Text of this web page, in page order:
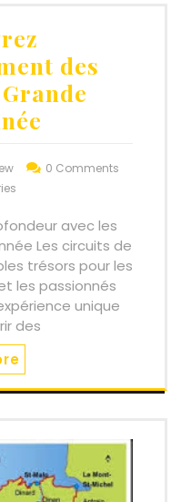
des
0 Comments
avec les
Les circuits de
trésors pour les
les passionnés
unique
des